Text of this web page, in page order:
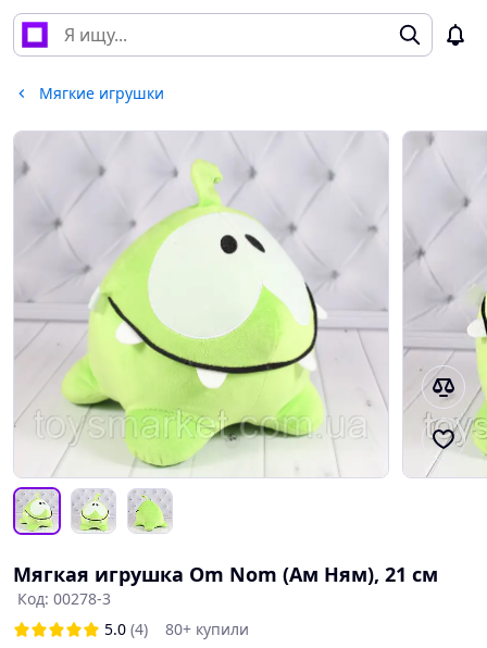
Мягкие игрушки
Мягкая игрушка Om Nom (Ам Ням), 21 см
Код: 00278-3
5.0 (4)
80+ купили